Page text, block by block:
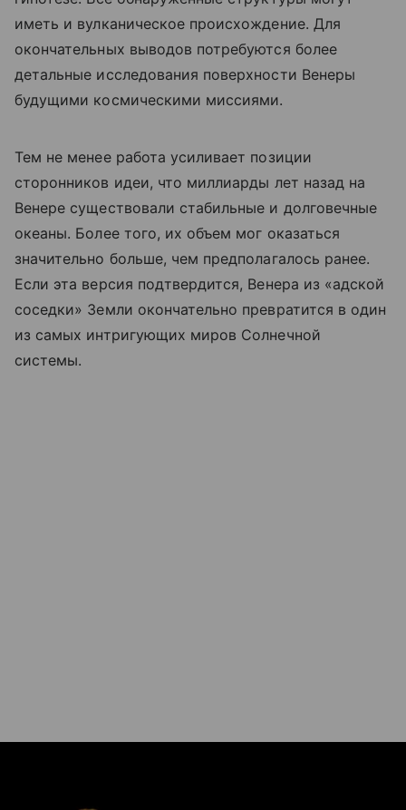
иметь и вулканическое происхождение. Для
окончательных выводов потребуются более
детальные исследования поверхности Венеры
будущими космическими миссиями.
Тем не менее работа усиливает позиции
сторонников идеи, что миллиарды лет назад на
Венере существовали стабильные и долговечные
океаны. Более того, их объем мог оказаться
значительно больше, чем предполагалось ранее.
Если эта версия подтвердится, Венера из «адской
соседки» Земли окончательно превратится в один
из самых интригующих миров Солнечной
системы.